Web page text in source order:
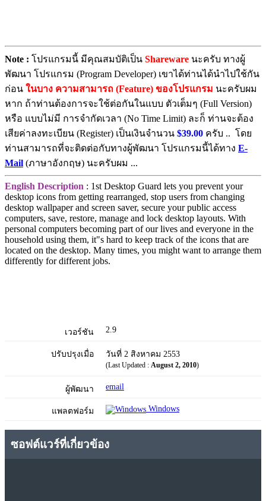
Note : โปรแกรมนี้ มีคุณสมบัติเป็น Shareware นะครับ ทางผู้
พัฒนา โปรแกรม (Program Developer) เขาได้ท่านได้นำไปใช้กัน
ก่อน ในบาง ความสามารถ (Feature) ของโปรแกรม นะครับผม
หาก ถ้าท่านต้องการจะใช้ต่อกันในแบบ ตัวเต็มๆ (Full Version)
หรือ แบบไม่มี การจำกัดเวลา (No Time Limit) ละก็ ท่านจะต้อง
เสียค่าลงทะเบียน (Register) เป็นเงินจำนวน $39.00 ครับ .. โดย
ท่านสามารถที่จะติดต่อกับทางผู้พัฒนา โปรแกรมนี้ได้ทาง E-
Mail (ภาษาอังกฤษ) นะครับผม ...
English Description : 1st Desktop Guard lets you prevent your
desktop icons from getting rearranged, stop users from changing
desktop wallpaper and screen saver, secure your public access
computers, save, restore, manage and lock desktop layouts. With
personal computers becoming part of our lives and everyone in the
household using them, it"s hard to keep track of the icons that are
located on the desktop. Many times, you might want to arrange them
differently for different jobs.
เวอร์ชัน 2.9
ปรับปรุงเมื่อ วันที่ 2 สิงหาคม 2553
(Last Updated : August 2, 2010)
ผู้พัฒนา email
แพลตฟอร์ม Windows
ซอฟต์แวร์ที่เกี่ยวข้อง